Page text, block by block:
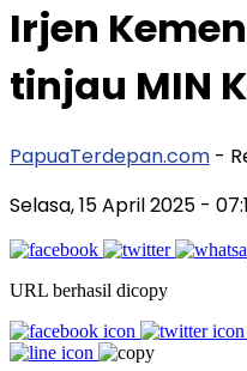
Irjen
tinjau MIN
PapuaTerdepan.com -
Selasa, 15 April 2025 -
URL berhasil dicopy